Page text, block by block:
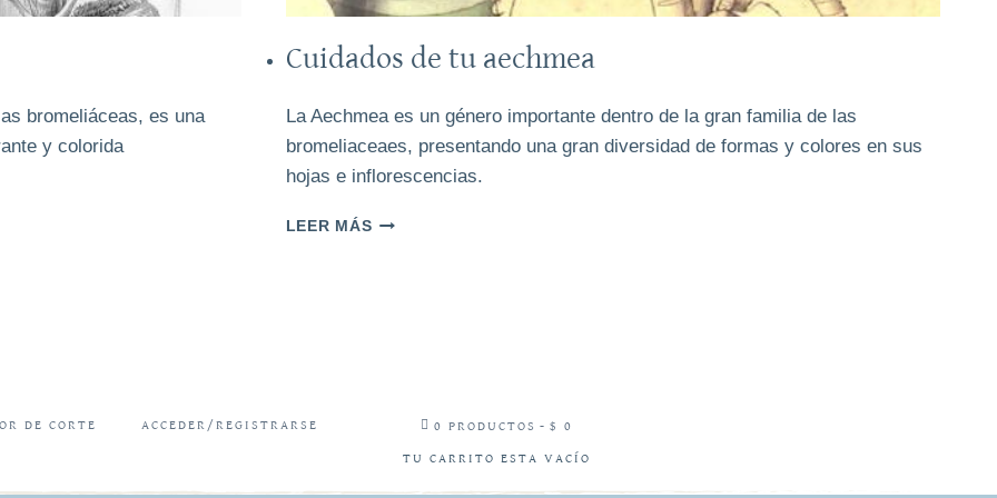
bromeliáceas, es una
y colorida
Cuidados de tu aechmea
La Aechmea es un género importante dentro de la gran familia de las
bromeliaceaes, presentando una gran diversidad de formas y colores en sus
hojas e inflorescencias.
LEER MÁSCUIDADOS
DE CORTE ACCEDER/REGISTRARSE 0 PRODUCTOS $ 0
TU CARRITO ESTA VACÍO